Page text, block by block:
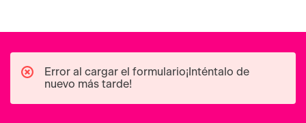
Error al cargar el formulario¡Inténtalo de
nuevo más tarde!